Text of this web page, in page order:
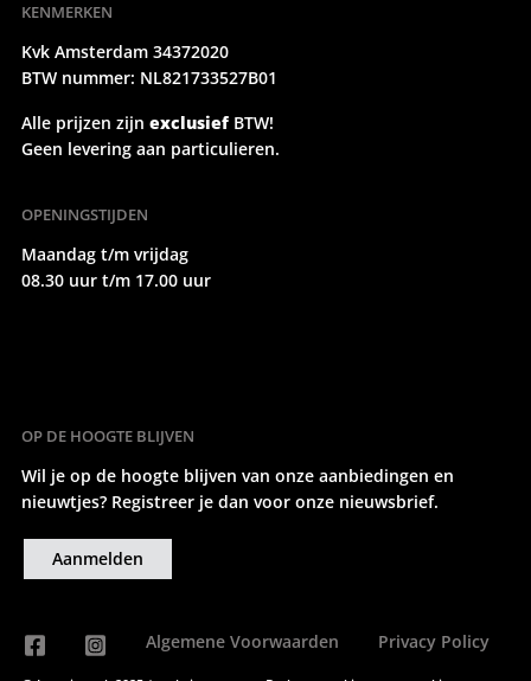
KENMERKEN
Kvk Amsterdam 34372020
BTW nummer: NL821733527B01
Alle prijzen zijn exclusiefBTW!
Geen levering aan particulieren.
OPENINGSTIJDEN
Maandag t/m vrijdag
08.30 uur t/m 17.00 uur
OP DE HOOGTE BLIJVEN
Wil je op de hoogte blijven van onze aanbiedingen en
nieuwtjes? Registreer je dan voor onze nieuwsbrief.
Aanmelden
Algemene Voorwaarden Privacy Policy